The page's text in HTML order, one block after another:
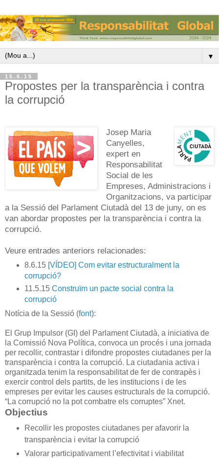
▼
15.6.15
Propostes per la transparència i contra
la corrupció
Josep Maria
Canyelles,
expert en
Responsabilitat
Social de les
Empreses, Administracions i
Organitzacions, va participar
a la Sessió del Parlament Ciutadà del 13 de juny, on es
van abordar propostes per la transparència i contra la
corrupció.
Veure entrades anteriors relacionades:
8.6.15 [VÍDEO] Com evitar estructuralment la
corrupció?
11.5.15 Construïm un pacte social contra la
corrupció
Notícia de la Sessió (font):
El Grup Impulsor (GI) del Parlament Ciutadà, a iniciativa de
la Comissió Nova Política, convoca un procés i una jornada
per recollir, contrastar i difondre propostes ciutadanes per la
transparència i contra la corrupció. La ciutadania activa i
organitzada tenim la responsabilitat de fer de contrapès i
exercir control dels partits, de les institucions i de les
empreses per evitar les causes estructurals de la corrupció.
“La corrupció no la pot combatre els corruptes” Xnet.
Objectius
Recollir les propostes ciutadanes per afavorir la
transparència i evitar la corrupció
Valorar participativament l’efectivitat i viabilitat